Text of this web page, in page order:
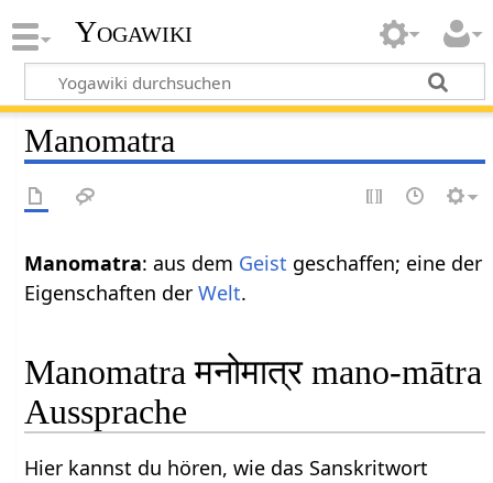
Yogawiki
Manomatra
Manomatra: aus dem Geist geschaffen; eine der
Eigenschaften derWelt.
Manomatra मनोमात्र mano-mātra
Aussprache
Hier kannst du hören, wie das Sanskritwort